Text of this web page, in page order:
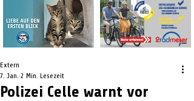
Polizei Celle warnt vor
Extern
7. Jan. 2 Min. Lesezeit